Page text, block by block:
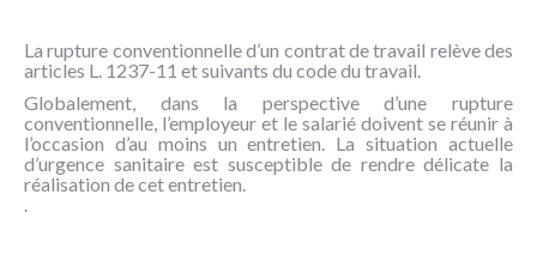
La rupture conventionnelle d’un contrat de travail relève des
articles L. 1237-11 et suivants du code du travail.
Globalement, dans la perspective d’une rupture
conventionnelle, l’employeur et le salarié doivent se réunir à
l’occasion d’au moins un entretien. La situation actuelle
d’urgence sanitaire est susceptible de rendre délicate la
réalisation de cet entretien.
.